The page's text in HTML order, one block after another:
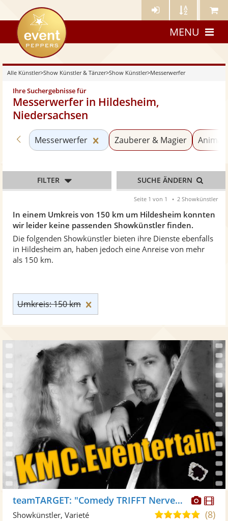
Künstler- Künstler Meine
eventpeppers
MENU
Alle Künstler>Show Künstler & Tänzer>Show Künstler>Messerwerfer
Ihre Suchergebnisse für
Messerwerfer in Hildesheim,
Niedersachsen
In einem Umkreis von 150 km um Hildesheim konnten
wir leider keine passenden Showkünstler finden.
Die folgenden Showkünstler bieten ihre Dienste ebenfalls
in Hildesheim an, haben jedoch eine Anreise von mehr
als 150 km.
Zurück zu «Show Künstler»
Messerwerfer Kategorie «Messerwerfer»
Zauberer & Magier
Umkreis: 150 km
FILTER SUCHE ÄNDERN
Seite 1 von 1 2 Showkünstler
teamTARGET: "Comedy TRIFFT Nervenkitzel"
5,0(8)
Showkünstler, Varieté